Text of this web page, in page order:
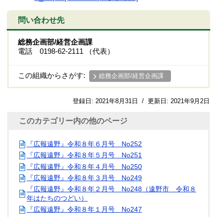
問い合わせ先
総務企画部/経営企画課
電話 0198-62-2111 （代表）
この組織からさがす: 総務企画部/経営企画課
登録日: 2021年8月31日 / 更新日: 2021年9月2日
このカテゴリー内の他のページ
『広報遠野』令和８年６月号 No252
『広報遠野』令和８年５月号 No251
『広報遠野』令和８年４月号 No250
『広報遠野』令和８年３月号 No249
『広報遠野』令和８年２月号 No248（遠野市 令和８
年はたちのつどい）
『広報遠野』令和８年１月号 No247